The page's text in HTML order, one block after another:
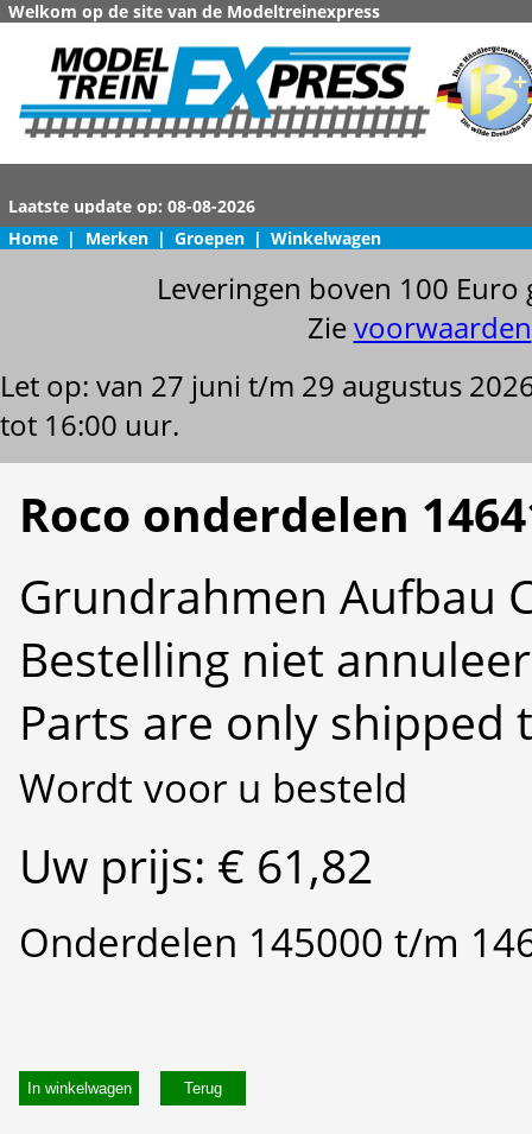
Welkom op de site van de Modeltreinexpress
Home | Merken | Groepen | Winkelwagen
Leveringen boven 100
Zievoorwaarden
Let op: van 27 juni t/m 29 augustus
tot 16:00 uur.
Roco onderdelen
Grundrahmen Aufbau
Bestelling niet
Parts are only shipped
Wordt voor u besteld
Uw prijs: € 61,82
Onderdelen 145000 t/m
In winkelwagen